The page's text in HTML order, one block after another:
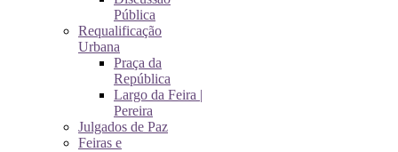
Pública
Requalificação
Urbana
Praça da
República
Largo da Feira |
Pereira
Julgados de Paz
Feiras e